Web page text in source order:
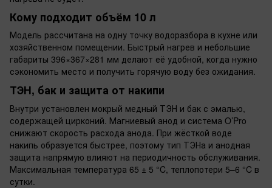
Кому подходит объём 10 л
Модель рассчитана на одну точку водоразбора в кухне или
хозяйственном помещении. Быстрый нагрев и небольшие
габариты 396×367×281 мм делают её удобной, когда нужно
сэкономить место и получить горячую воду без ожидания.
ТЭН, бак и защита от накипи
Внутри установлен мокрый медный ТЭН и бак с эмалью,
содержащей цирконий. Магниевый анод и система O’Pro
снижают скорость расхода анода. При жёсткой воде
накипь образуется быстрее, поэтому тип ТЭНа и анодная
защита напрямую влияют на периодичность обслуживания.
Максимальная температура 65 ± 5 °C, теплопотери 5–6 °C в
сутки.